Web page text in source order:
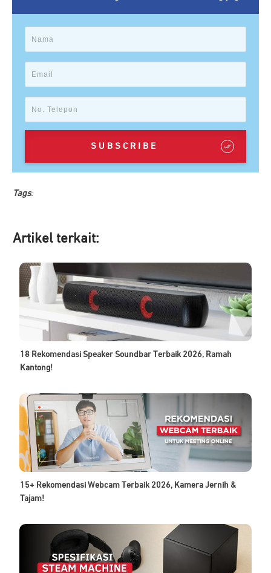
SUBSCRIBE
Tags:
Artikel terkait:
18 Rekomendasi Speaker Soundbar Terbaik 2026, Ramah
Kantong!
15+ Rekomendasi Webcam Terbaik 2026, Kamera Jernih &
Tajam!